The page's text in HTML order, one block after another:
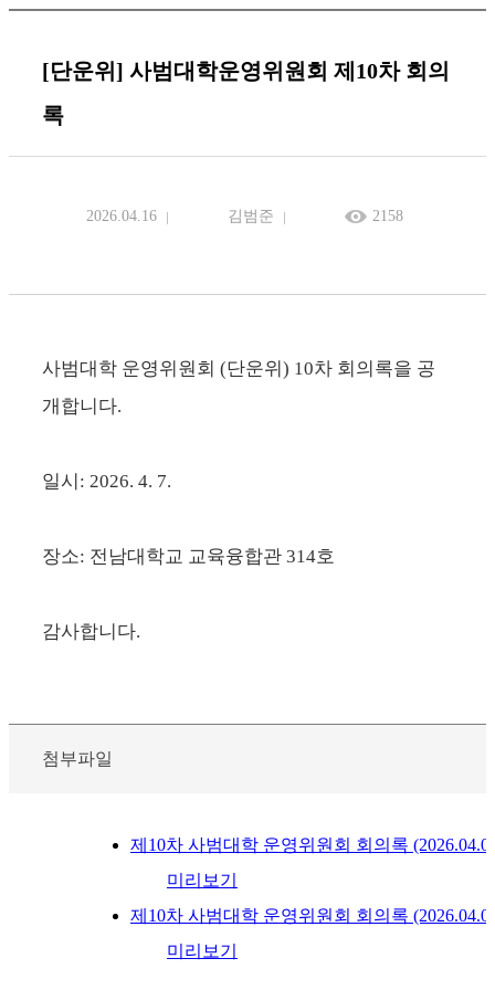
[단운위] 사범대학운영위원회 제10차 회의
록
2026.04.16 김범준 2158
사범대학 운영위원회 (단운위) 10차 회의록을 공
개합니다.
일시: 2026. 4. 7.
장소: 전남대학교 교육융합관 314호
감사합니다.
첨부파일
제10차 사범대학 운영위원회 회의록
미리보기
제10차 사범대학 운영위원회 회의록
미리보기